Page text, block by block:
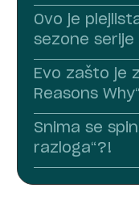
Ovo je
sezone serije
Evo zašto je
Reasons Why“
Snima se
razloga“?!